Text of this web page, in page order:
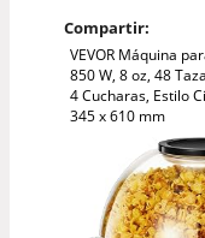
Compartir:
VEVOR Máquina
850 W, 8 oz, 48
4 Cucharas, Estilo
345 x 610 mm